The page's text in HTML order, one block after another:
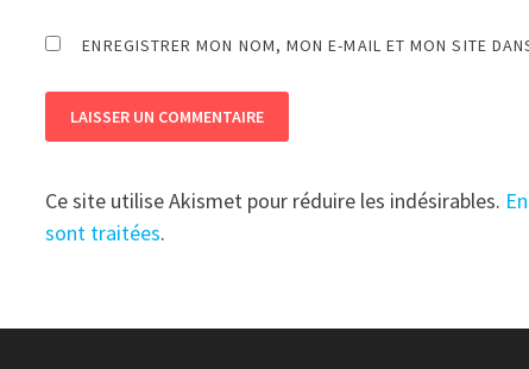
ENREGISTRER MON NOM, MON E-MAIL ET MON SITE
Ce site utilise Akismet pour réduire les indésirables.
sont traitées.